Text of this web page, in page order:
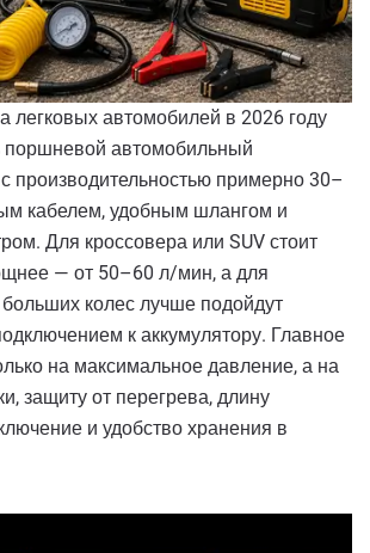
легковых автомобилей в 2026 году
автомобильный
производительностью примерно 30–
кабелем, удобным шлангом и
Для кроссовера или SUV стоит
— от 50–60 л/мин, а для
колес лучше подойдут
к аккумулятору. Главное
на максимальное давление, а на
защиту от перегрева, длину
и удобство хранения в